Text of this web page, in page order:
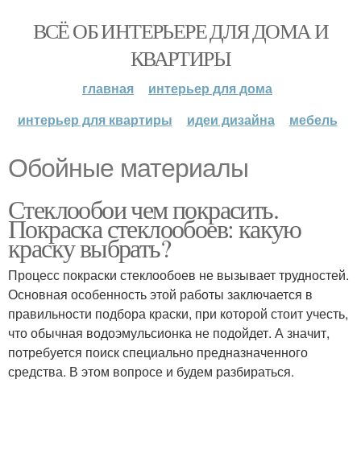
ВСЁ ОБ ИНТЕРЬЕРЕ ДЛЯ ДОМА И
КВАРТИРЫ
главная
интерьер для дома
интерьер для квартиры
идеи дизайна мебель
Обойные материалы
Стеклообои чем покрасить.
Покраска стеклообоев: какую
краску выбрать?
Процесс покраски стеклообоев не вызывает трудностей.
Основная особенность этой работы заключается в
правильности подбора краски, при которой стоит учесть,
что обычная водоэмульсионка не подойдет. А значит,
потребуется поиск специально предназначенного
средства. В этом вопросе и будем разбираться.